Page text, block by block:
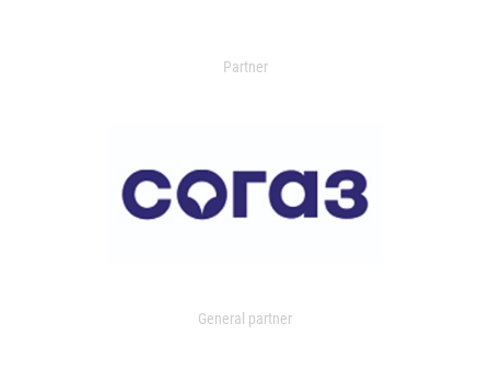
Partner
General partner